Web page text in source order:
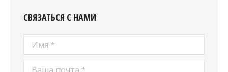
СВЯЗАТЬСЯ С НАМИ
Имя *
Ваша почта *